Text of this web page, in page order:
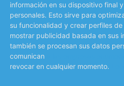
información en su dispositivo final
personales. Esto sirve para
su funcionalidad y crear perfiles
mostrar publicidad basada en sus
también se procesan sus datos
comunican
revocar en cualquier momento.